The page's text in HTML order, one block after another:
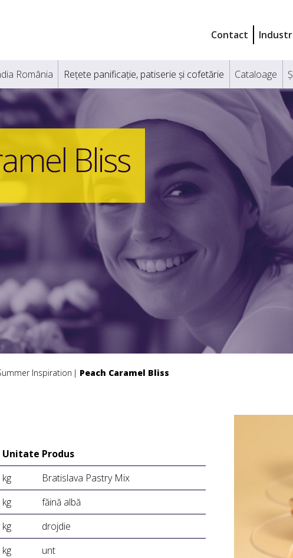
Contact
România Rețete panificație, patiserie și cofetărie Cataloage
Bliss
Inspiration Peach Caramel Bliss
Unitate Produs
kg
Bratislava Pastry Mix
kg
făină albă
kg
drojdie
kg
unt